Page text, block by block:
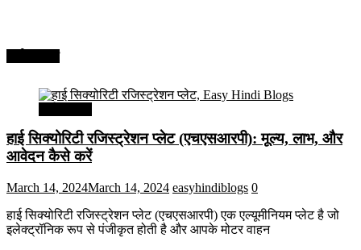
हाई सिक्योरिटी रजिस्ट्रेशन प्लेट (एचएसआरपी): मूल्य, लाभ, और
आवेदन कैसे करें
March 14, 2024March 14, 2024 easyhindiblogs 0
हाई सिक्योरिटी रजिस्ट्रेशन प्लेट (एचएसआरपी) एक एल्यूमीनियम प्लेट है जो
इलेक्ट्रॉनिक रूप से पंजीकृत होती है और आपके मोटर वाहन